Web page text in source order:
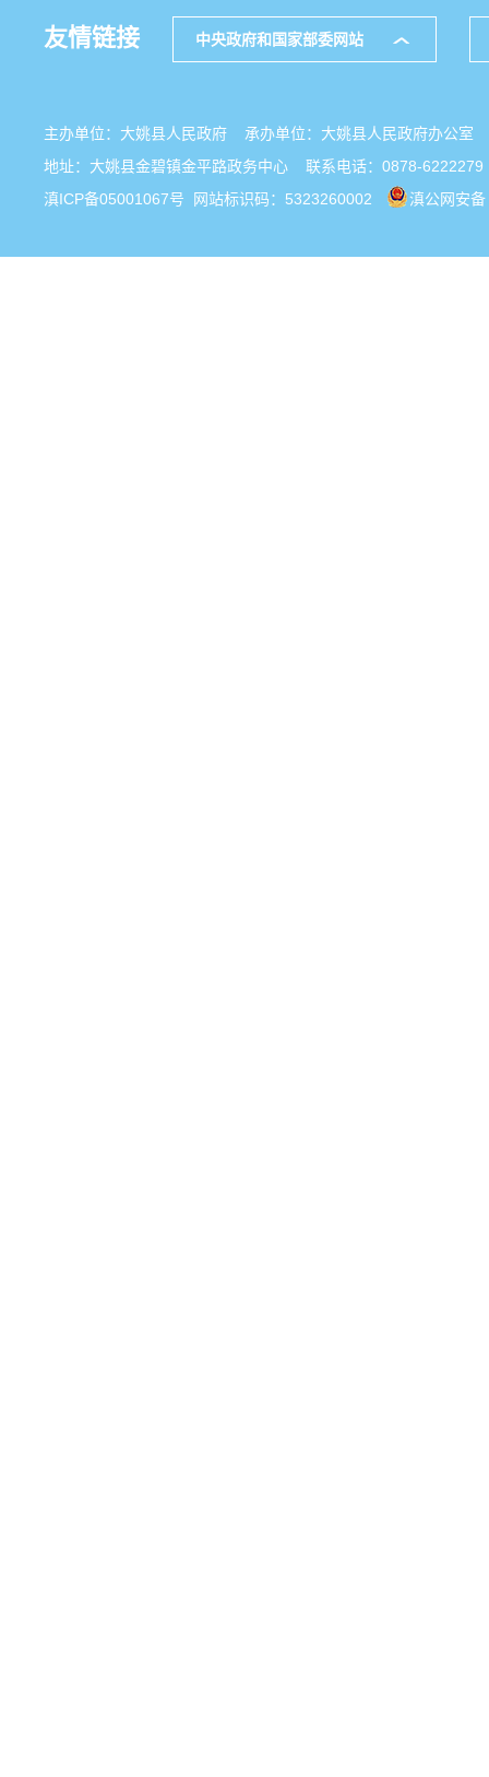
友情链接 中央政府和国家部委网站
主办单位：大姚县人民政府 承办单位：大姚县人民政府办公
地址：大姚县金碧镇金平路政务中心 联系电话：0878-6222279
滇ICP备05001067号 网站标识码：5323260002 滇公网安